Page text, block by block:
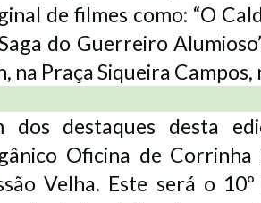
de filmes como: “O
do Guerreiro
na Praça Siqueira
dos destaques desta
Oficina de
Velha. Este será o